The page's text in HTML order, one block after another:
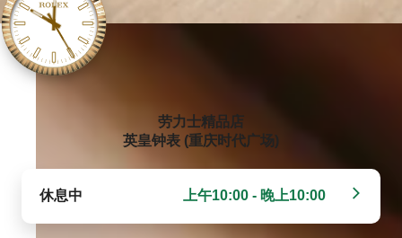
‭劳力士精品店
英皇钟表 (重庆时代广场)‬
休息中 上午10:00 - 晚上10:00